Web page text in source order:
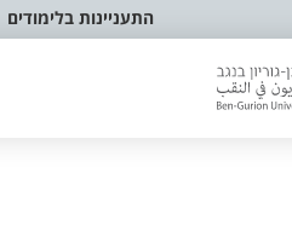
התעניינות בלימודים